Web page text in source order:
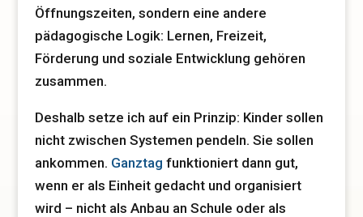
Öffnungszeiten, sondern eine andere
pädagogische Logik: Lernen, Freizeit,
Förderung und soziale Entwicklung gehören
zusammen.
Deshalb setze ich auf ein Prinzip: Kinder sollen
nicht zwischen Systemen pendeln. Sie sollen
ankommen. Ganztag funktioniert dann gut,
wenn er als Einheit gedacht und organisiert
wird – nicht als Anbau an Schule oder als